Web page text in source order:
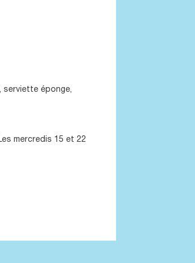
serviette éponge,
mercredis 15 et 22